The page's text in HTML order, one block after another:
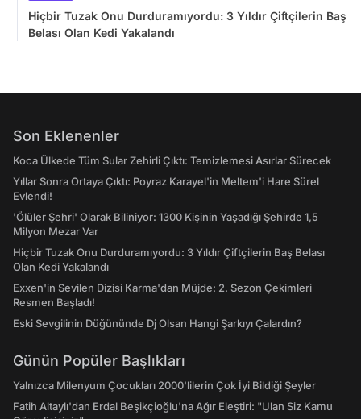
Hiçbir Tuzak Onu Durduramıyordu: 3 Yıldır Çiftçilerin Baş
Belası Olan Kedi Yakalandı
Son Eklenenler
Koca Ülkede Tüm Sular Zehirli Çıktı: Temizlemesi Asırlar Sürecek
Yıllar Sonra Ortaya Çıktı: Poyraz Karayel'in Meltem'i Hare Sürel
Evlendi!
'Ölüler Şehri' Olarak Biliniyor: 1300 Kişinin Yaşadığı Şehirde 1,5
Milyon Mezar Var
Hiçbir Tuzak Onu Durduramıyordu: 3 Yıldır Çiftçilerin Baş Belası
Olan Kedi Yakalandı
Exxen'in Sevilen Dizisi Karma'dan Müjde: 2. Sezon Çekimleri
Resmen Başladı!
Eski Sevgilinin Düğününde Dj Olsan Hangi Şarkıyı Çalardın?
Günün Popüler Başlıkları
Yalnızca Milenyum Çocukları 2000'lilerin Çok İyi Bildiği Şeyler
Fatih Altaylı'dan Erdal Beşikçioğlu'na Ağır Eleştiri: "Ulan Siz Kamu